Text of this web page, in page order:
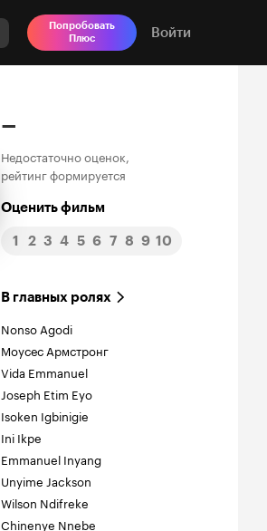
Попробовать
Плюс
Войти
–
Недостаточно оценок,
рейтинг формируется
Оценить фильм
1 2 3 4 5 6 7 8 9 10
В главных ролях
Nonso Agodi
Моусес Армстронг
Vida Emmanuel
Joseph Etim Eyo
Isoken Igbinigie
Ini Ikpe
Emmanuel Inyang
Unyime Jackson
Wilson Ndifreke
Chinenye Nnebe